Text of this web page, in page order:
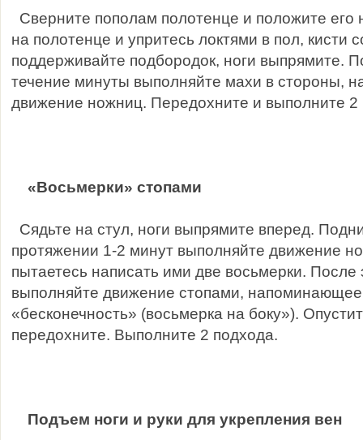
Сверните пополам полотенце и положите его
на полотенце и упритесь локтями в пол, кисти
поддерживайте подбородок, ноги выпрямите.
течение минуты выполняйте махи в стороны,
движение ножниц. Передохните и выполните 2
«Восьмерки» стопами
Сядьте на стул, ноги выпрямите вперед.
протяжении 1-2 минут выполняйте движение
пытаетесь написать ими две восьмерки. После
выполняйте движение стопами, напоминающее
«бесконечность» (восьмерка на боку»).
передохните. Выполните 2 подхода.
Подъем ноги и руки для укрепления вен